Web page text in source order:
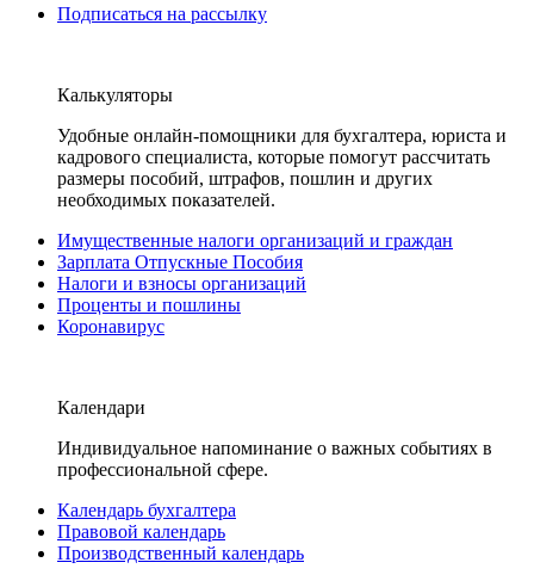
Подписаться на рассылку
Калькуляторы
Удобные онлайн-помощники для бухгалтера, юриста и
кадрового специалиста, которые помогут рассчитать
размеры пособий, штрафов, пошлин и других
необходимых показателей.
Имущественные налоги организаций и граждан
Зарплата Отпускные Пособия
Налоги и взносы организаций
Проценты и пошлины
Коронавирус
Календари
Индивидуальное напоминание о важных событиях в
профессиональной сфере.
Календарь бухгалтера
Правовой календарь
Производственный календарь